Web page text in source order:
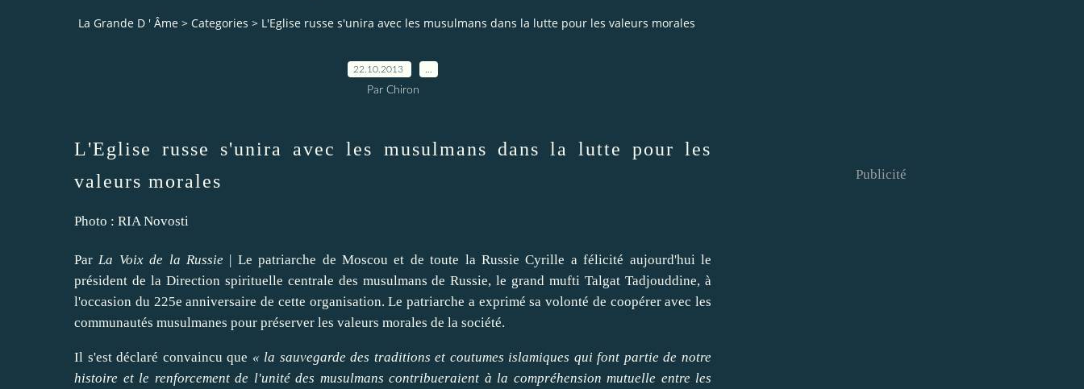
La Grande D ' Âme > Categories > L'Eglise russe s'unira avec les musulmans dans la lutte pour les valeurs morales
22.10.2013
Par Chiron
L'Eglise russe s'unira avec les musulmans dans la lutte pour les
valeurs morales
Photo : RIA Novosti
ParLa Voix de la Russie | Le patriarche de Moscou et de toute la Russie Cyrille a félicité aujourd'hui le
président de la Direction spirituelle centrale des musulmans de Russie, le grand mufti Talgat Tadjouddine, à
l'occasion du 225e anniversaire de cette organisation. Le patriarche a exprimé sa volonté de coopérer avec les
communautés musulmanes pour préserver les valeurs morales de la société.
Il s'est déclaré convaincu que « la sauvegarde des traditions et coutumes islamiques qui font partie de notre
histoire et le renforcement de l'unité des musulmans contribueraient à la compréhension mutuelle entre les
Publicité